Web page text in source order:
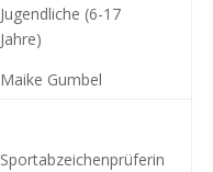
Jugendliche (6-17
Jahre)
Maike Gumbel
Sportabzeichenprüferin